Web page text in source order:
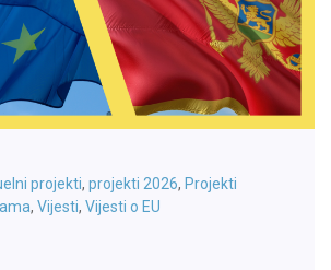
projekti, projekti 2026, Projekti
, Vijesti, Vijesti o EU